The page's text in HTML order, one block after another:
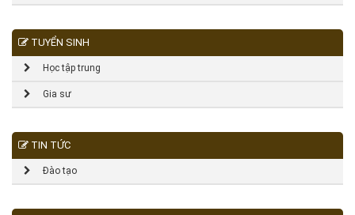
TUYỂN SINH
Học tập trung
Gia sư
TIN TỨC
Đào tạo